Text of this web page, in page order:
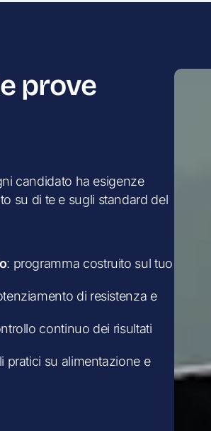
prove
candidato ha esigenze
su di te e sugli standard del
: programma costruito sul tuo
di resistenza e
continuo dei risultati
pratici su alimentazione e